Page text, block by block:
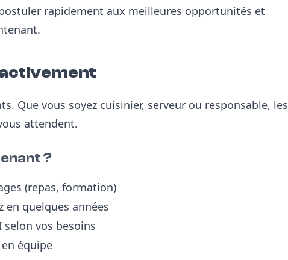
rapidement aux meilleures opportunités et
Que vous soyez cuisinier, serveur ou responsable, les
attendent.
?
(repas, formation)
en quelques années
selon vos besoins
en équipe